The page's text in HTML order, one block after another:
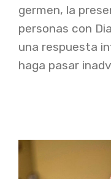
germen, la
personas con
una respuesta
haga pasar